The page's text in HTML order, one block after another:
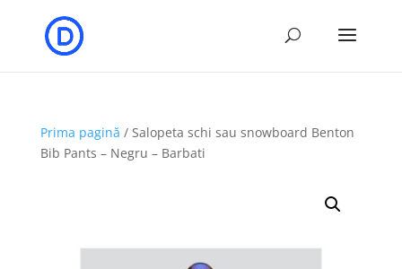
Prima pagină / Salopeta schi sau snowboard Benton
Bib Pants – Negru – Barbati